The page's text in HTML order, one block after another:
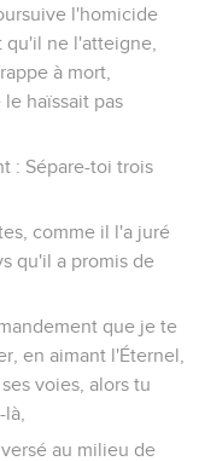
l'homicide
qu'il ne l'atteigne,
à mort,
haïssait pas
: Sépare-toi trois
comme il l'a juré
qu'il a promis de
que je te
en aimant l'Éternel,
voies, alors tu
au milieu de